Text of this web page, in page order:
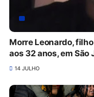
Morre Leonardo,
aos 32 anos, em São
14 JULHO